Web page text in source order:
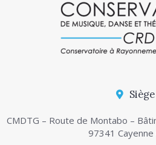
Siège
CMDTG – Route de Montabo –
97341 Cayenne